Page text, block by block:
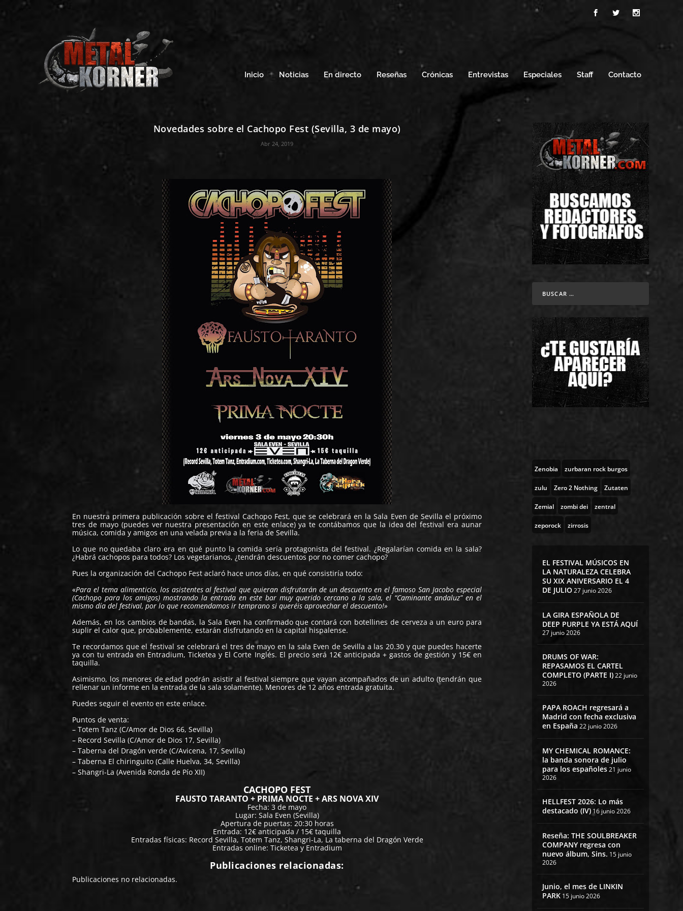
Inicio Noticias En directo Reseñas Crónicas Entrevistas Especiales Staff Contacto
Novedades sobre el Cachopo Fest (Sevilla, 3 de mayo)
Abr 24, 2019
En nuestra primera publicación sobre el festival Cachopo Fest, que se celebrará en la Sala Even de Sevilla el próximo
tres de mayo (puedes ver nuestra presentación en este enlace) ya te contábamos que la idea del festival era aunar
música, comida y amigos en una velada previa a la feria de Sevilla.
Lo que no quedaba claro era en qué punto la comida sería protagonista del festival. ¿Regalarían comida en la sala?
¿Habrá cachopos para todos? Los vegetarianos, ¿tendrán descuentos por no comer cachopo?
Pues la organización delCachopo Fest aclaró hace unos días, en qué consistiría todo:
«Para el tema alimenticio, los asistentes al festival que quieran disfrutarán de un descuento en el famoso San Jacobo especial
(Cachopo para los amigos) mostrando la entrada en este bar muy querido cercano a la sala, el “Caminante andaluz” en el
mismo día del festival, por lo que recomendamos ir temprano si queréis aprovechar el descuento!»
Además, en los cambios de bandas, la Sala Even ha confirmado que contará con botellines de cerveza a un euro para
suplir el calor que, probablemente, estarán disfrutando en la capital hispalense.
Te recordamos que el festival se celebrará el tres de mayo en la sala Even de Sevilla a las 20.30 y que puedes hacerte
ya con tu entrada en Entradium,Ticketea y El Corte Inglés. El precio será 12€ anticipada + gastos de gestión y 15€ en
taquilla.
Asimismo, los menores de edad podrán asistir al festival siempre que vayan acompañados de un adulto (tendrán que
rellenar un informe en la entrada de la sala solamente). Menores de 12 años entrada gratuita.
Puedes seguir el eventoen este enlace.
Puntos de venta:
– Totem Tanz (C/Amor de Dios 66, Sevilla)
– Record Sevilla (C/Amor de Dios 17, Sevilla)
– Taberna del Dragón verde (C/Avicena, 17, Sevilla)
– Taberna El chiringuito (Calle Huelva, 34, Sevilla)
– Shangri-La (Avenida Ronda de Pío XII)
CACHOPO FEST
FAUSTO TARANTO + PRIMA NOCTE + ARS NOVA XIV
Fecha: 3 de mayo
Lugar: Sala Even (Sevilla)
Apertura de puertas: 20:30 horas
Entrada: 12€ anticipada / 15€ taquilla
Entradas físicas: Record Sevilla, Totem Tanz, Shangri-La, La taberna del Dragón Verde
Entradas online: Ticketea y Entradium
Publicaciones relacionadas:
Publicaciones no relacionadas.
Zenobia zurbaran rock burgos
zulu Zero 2 Nothing Zutaten
Zemial zombi dei zentral
zeporock zirrosis
EL FESTIVAL MÚSICOS EN
LA NATURALEZA CELEBRA
SU XIX ANIVERSARIO EL 4
DE JULIO27 junio 2026
LA GIRA ESPAÑOLA DE
DEEP PURPLE YA ESTÁ AQUÍ
27 junio 2026
DRUMS OF WAR:
REPASAMOS EL CARTEL
COMPLETO (PARTE I)22 junio
2026
PAPA ROACH regresará a
Madrid con fecha exclusiva
en España 22 junio 2026
MY CHEMICAL ROMANCE:
la banda sonora de julio
para los españoles21 junio
2026
HELLFEST 2026: Lo más
destacado (IV) 16 junio 2026
Reseña: THE SOULBREAKER
COMPANY regresa con
nuevo álbum, Sins. 15 junio
2026
Junio, el mes de LINKIN
PARK 15 junio 2026